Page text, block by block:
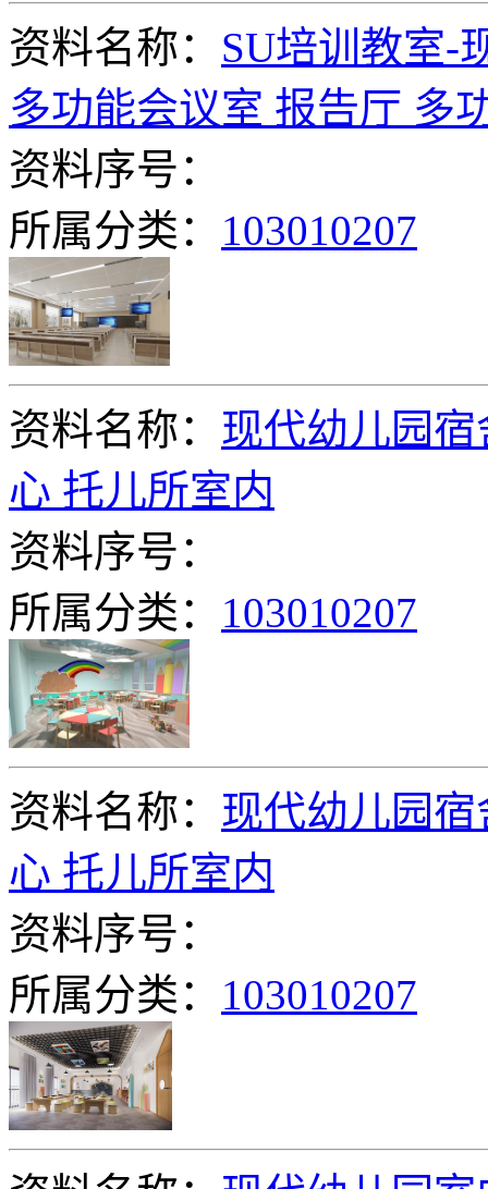
资料名称： SU培训教室-
多功能会议室 报告厅 多
资料序号：
所属分类： 103010207
资料名称： 现代幼儿园
心 托儿所室内
资料序号：
所属分类： 103010207
资料名称： 现代幼儿园
心 托儿所室内
资料序号：
所属分类： 103010207